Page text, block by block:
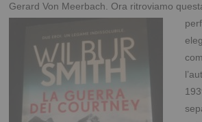
Gerard Von Meerbach. Ora ritroviamo